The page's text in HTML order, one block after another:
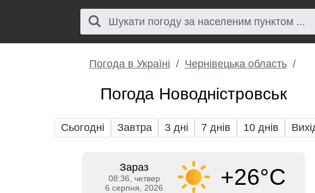
Погода в Україні Чернівецька область
Погода Новодністровськ
Сьогодні Завтра 3 дні 7 днів 10 днів
Зараз
08:36, четвер
6 серпня, 2026
+26°C